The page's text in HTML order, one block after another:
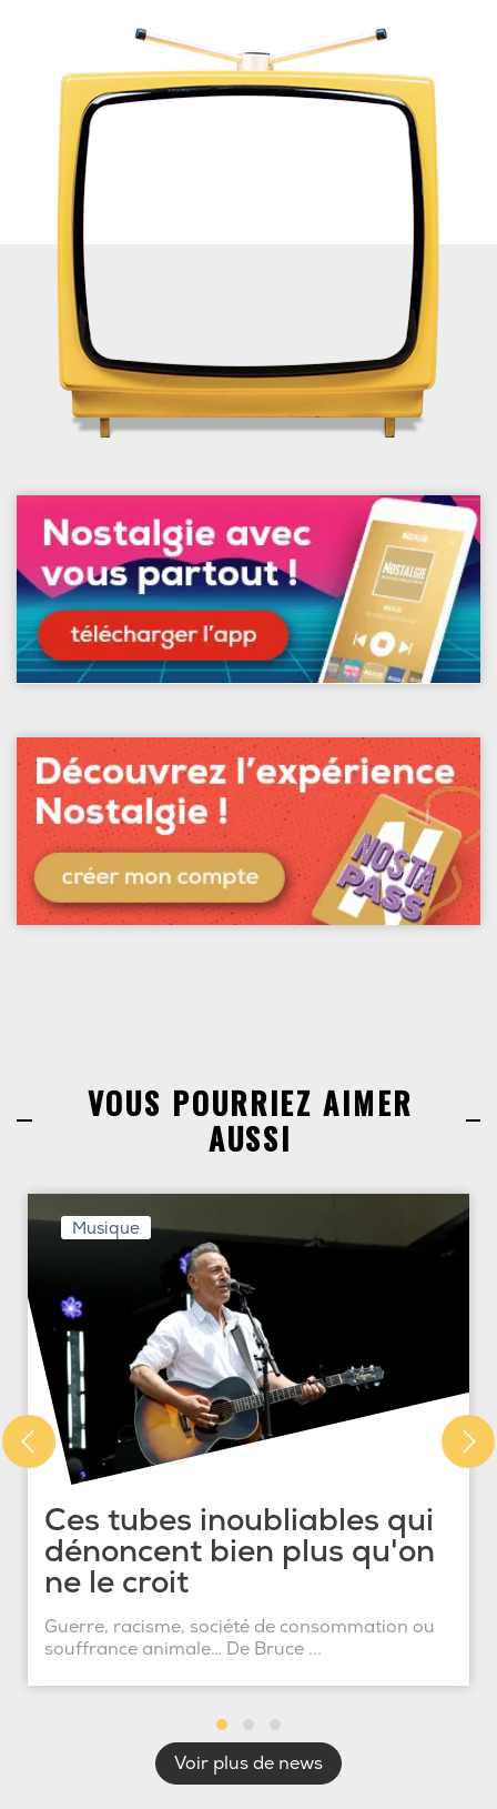
VOUS POURRIEZ AIMER
AUSSI
Musique
Ces tubes inoubliables qui
dénoncent bien plus qu'on
ne le croit
Guerre, racisme, société de consommation ou
souffrance animale… De Bruce ...
Voir plus de news